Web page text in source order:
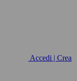
Accedi | Crea